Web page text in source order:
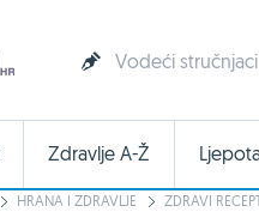
Vodeći
Zdravlje A-Ž
HRANA I ZDRAVLJE ZDRAVI